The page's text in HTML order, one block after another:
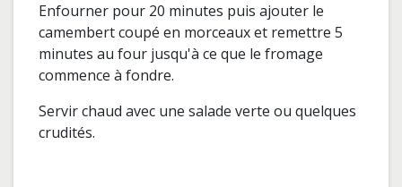
Enfourner pour 20 minutes puis ajouter le
camembert coupé en morceaux et remettre 5
minutes au four jusqu'à ce que le fromage
commence à fondre.
Servir chaud avec une salade verte ou quelques
crudités.